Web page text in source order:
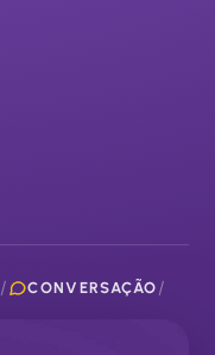
/ CONVERSAÇÃO /